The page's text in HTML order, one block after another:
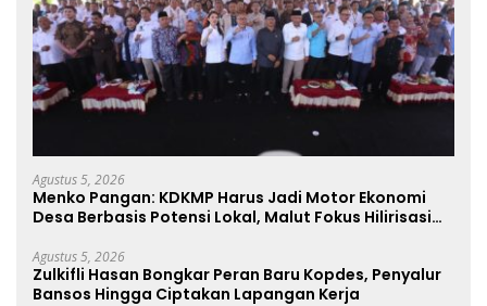
Agustus 5, 2026
Menko Pangan: KDKMP Harus Jadi Motor Ekonomi
Desa Berbasis Potensi Lokal, Malut Fokus Hilirisasi
Agustus 5, 2026
Zulkifli Hasan Bongkar Peran Baru Kopdes, Penyalur
Bansos Hingga Ciptakan Lapangan Kerja